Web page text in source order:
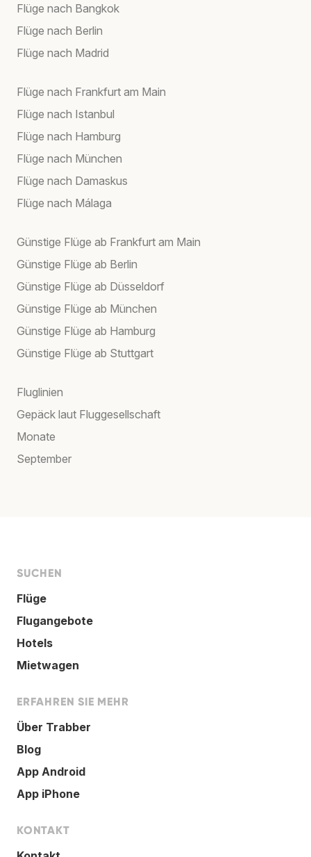
Flüge nach Bangkok
Flüge nach Berlin
Flüge nach Madrid
Flüge nach Frankfurt am Main
Flüge nach Istanbul
Flüge nach Hamburg
Flüge nach München
Flüge nach Damaskus
Flüge nach Málaga
Günstige Flüge ab Frankfurt am Main
Günstige Flüge ab Berlin
Günstige Flüge ab Düsseldorf
Günstige Flüge ab München
Günstige Flüge ab Hamburg
Günstige Flüge ab Stuttgart
Fluglinien
Gepäck laut Fluggesellschaft
Monate
September
SUCHEN
Flüge
Flugangebote
Hotels
Mietwagen
ERFAHREN SIE MEHR
Über Trabber
Blog
App Android
App iPhone
KONTAKT